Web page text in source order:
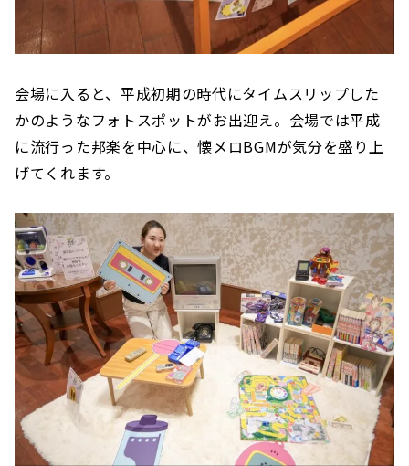
会場に入ると、平成初期の時代にタイムスリップした
かのようなフォトスポットがお出迎え。会場では平成
に流行った邦楽を中心に、懐メロBGMが気分を盛り上
げてくれます。